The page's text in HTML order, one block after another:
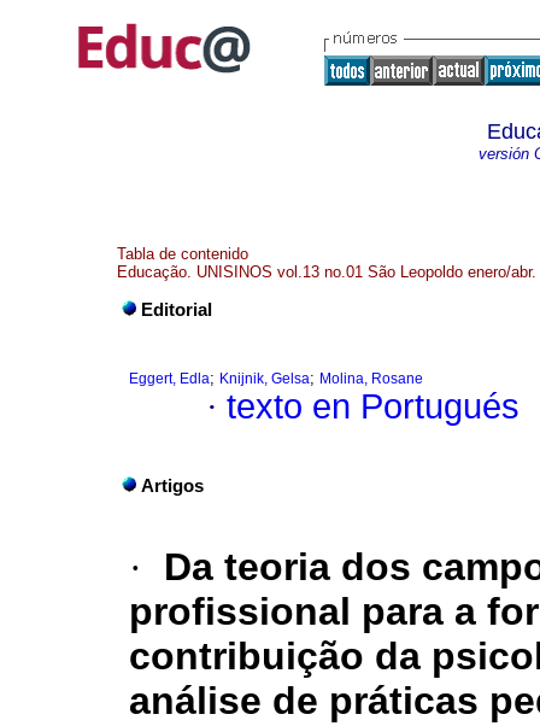
versión
Tabla de contenido
Educação. UNISINOS vol.13 no.01 São Leopoldo enero/abr.
Editorial
Eggert, Edla; Knijnik, Gelsa; Molina, Rosane
· texto en Portugués
Artigos
·
Da teoria dos
profissional para a
contribuição da
análise de práticas